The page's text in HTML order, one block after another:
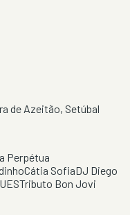
de Azeitão, Setúbal
Perpétua
Cátia SofiaDJ Diego
Tributo Bon Jovi